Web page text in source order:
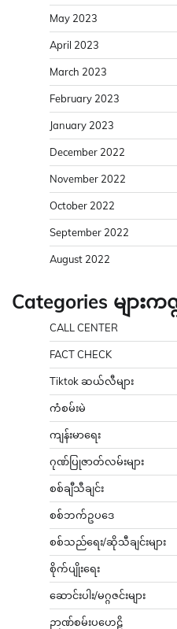
May 2023
April 2023
March 2023
February 2023
January 2023
December 2022
November 2022
October 2022
September 2022
August 2022
Categories မျာ
CALL CENTER
FACT CHECK
Tiktok ဆယ်လီများ
ကံစမ်းမဲ
ကျန်းမာရေး
ဂုဏ်ပြုဇာတ်လမ်းများ
စစ်ချီသီချင်း
စစ်ဘက်ဥပဒေ
စစ်သည်ရေး/ဆိုသီချင်းများ
စိုက်ပျိုးရေး
ဆောင်းပါး/မဂ္ဂဇင်းများ
ဉာဏ်စမ်းပဟေဠိ